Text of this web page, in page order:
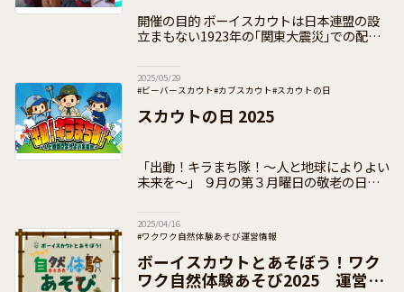
開催の目的 ボーイスカウトは日本連盟の設
立まもない1923年の｢関東大震災｣での配給
までもなく、日頃から｢そなえ
2025/05/29
#ビーバースカウト#カブスカウト#スカウトの日
#ボーイスカウト
#日本連盟事業（通年・季節事業）
スカウトの日 2025
「出動！キラまち隊！〜人と地球によりよい
未来を～」 ９月の第３月曜日の敬老の日を
動！キラまち隊！〜人と地球によりよい
2025/04/16
#ワクワク自然体験あそび運営情報
#日本連盟事業（通年・季節事業）
#加盟員向け
ボーイスカウトとあそぼう！ワク
ワク自然体験あそび2025 運営情